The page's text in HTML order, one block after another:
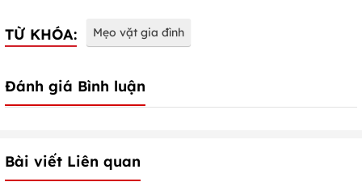
TỪ KHÓA: Mẹo vặt gia đình
Đánh giá Bình luận
Bài viết Liên quan